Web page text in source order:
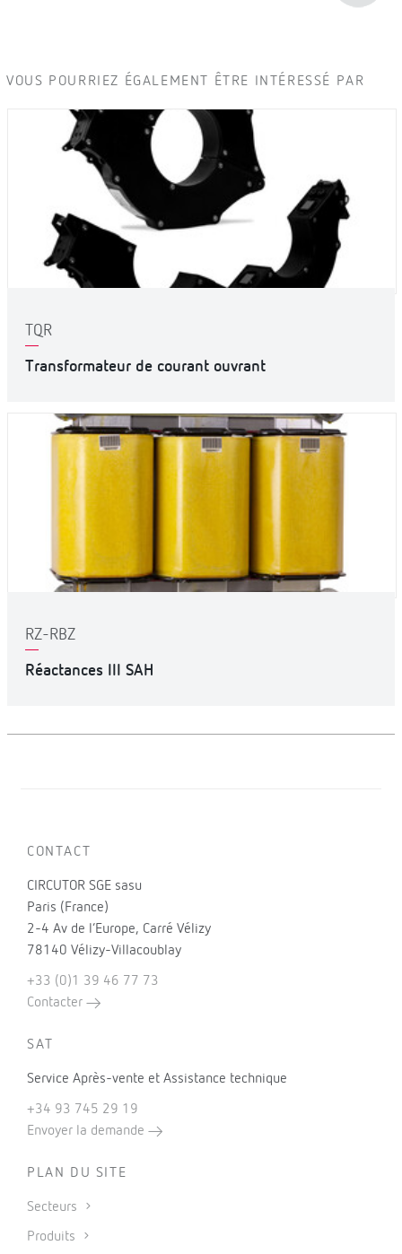
VOUS POURRIEZ ÉGALEMENT ÊTRE INTÉRESSÉ PAR
TQR
Transformateur de courant ouvrant
RZ-RBZ
Réactances III SAH
CONTACT
CIRCUTOR SGE sasu
Paris (France)
2-4 Av de l’Europe, Carré Vélizy
78140 Vélizy-Villacoublay
+33 (0)1 39 46 77 73
Contacter
SAT
Service Après-vente et Assistance technique
+34 93 745 29 19
Envoyer la demande
PLAN DU SITE
Secteurs
Produits